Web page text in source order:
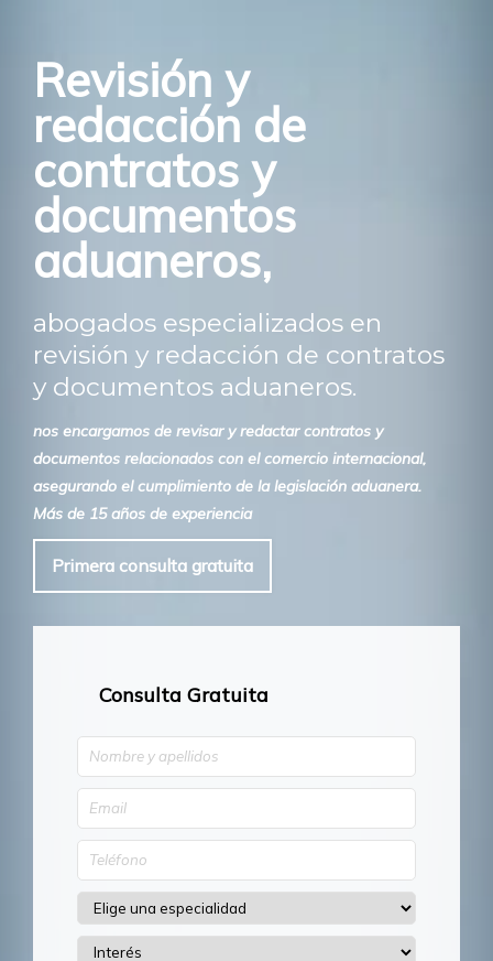
Revisión y
redacción de
contratos y
documentos
aduaneros,
abogados especializados en
revisión y redacción de contratos
y documentos aduaneros.
nos encargamos de revisar y redactar contratos y
documentos relacionados con el comercio internacional,
asegurando el cumplimiento de la legislación aduanera.
Más de 15 años de experiencia
Primera consulta gratuita
Consulta Gratuita